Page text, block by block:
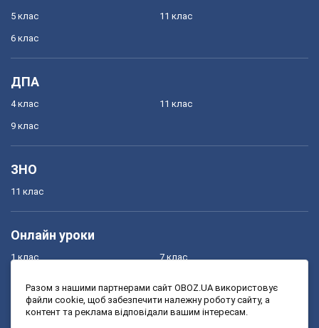
5 клас
6 клас
11 клас
ДПА
4 клас
9 клас
11 клас
ЗНО
11 клас
Онлайн уроки
1 клас
3 клас
7 клас
9 клас
Разом з нашими партнерами сайт OBOZ.UA використовує
файли cookie, щоб забезпечити належну роботу сайту, а
контент та реклама відповідали вашим інтересам.